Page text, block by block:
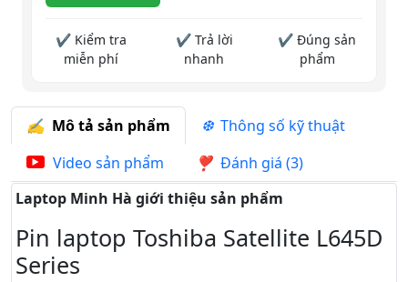
✔ Kiểm tra
miễn phí
✔ Trả lời
nhanh
✔ Đúng sản
phẩm
Mô tả sản phẩm
Thông số kỹ thuật
Video sản phẩm
Đánh giá (3)
Laptop Minh Hà giới thiệu sản phẩm
Pin laptop Toshiba Satellite L645D
Series